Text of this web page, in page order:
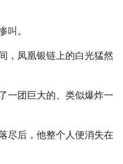
叫。
，凤凰银链上的白光猛然
一团巨大的、类似爆炸一
尽后，他整个人便消失在